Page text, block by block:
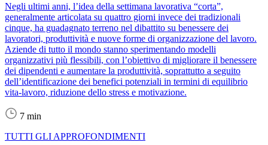
Negli ultimi anni, l’idea della settimana lavorativa “corta”,
generalmente articolata su quattro giorni invece dei tradizionali
cinque, ha guadagnato terreno nel dibattito su benessere dei
lavoratori, produttività e nuove forme di organizzazione del lavoro.
Aziende di tutto il mondo stanno sperimentando modelli
organizzativi più flessibili, con l’obiettivo di migliorare il benessere
dei dipendenti e aumentare la produttività, soprattutto a seguito
dell’identificazione dei benefici potenziali in termini di equilibrio
vita-lavoro, riduzione dello stress e motivazione.
7 min
TUTTI GLI APPROFONDIMENTI